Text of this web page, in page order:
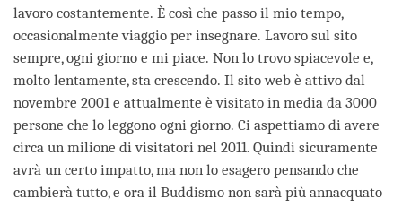
lavoro costantemente. È così che passo il mio tempo,
occasionalmente viaggio per insegnare. Lavoro sul sito
sempre, ogni giorno e mi piace. Non lo trovo spiacevole e,
molto lentamente, sta crescendo. Il sito web è attivo dal
novembre 2001 e attualmente è visitato in media da 3000
persone che lo leggono ogni giorno. Ci aspettiamo di avere
circa un milione di visitatori nel 2011. Quindi sicuramente
avrà un certo impatto, ma non lo esagero pensando che
cambierà tutto, e ora il Buddismo non sarà più annacquato